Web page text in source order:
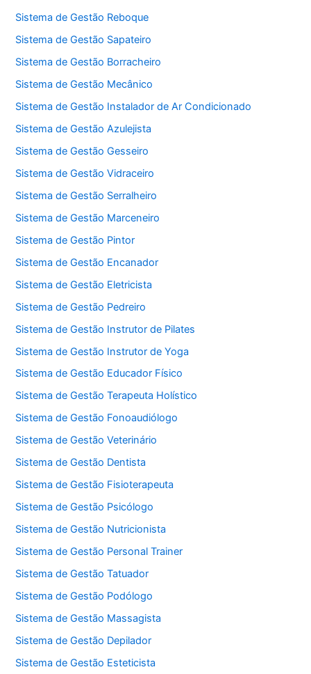
Sistema de Gestão Reboque
Sistema de Gestão Sapateiro
Sistema de Gestão Borracheiro
Sistema de Gestão Mecânico
Sistema de Gestão Instalador de Ar Condicionado
Sistema de Gestão Azulejista
Sistema de Gestão Gesseiro
Sistema de Gestão Vidraceiro
Sistema de Gestão Serralheiro
Sistema de Gestão Marceneiro
Sistema de Gestão Pintor
Sistema de Gestão Encanador
Sistema de Gestão Eletricista
Sistema de Gestão Pedreiro
Sistema de Gestão Instrutor de Pilates
Sistema de Gestão Instrutor de Yoga
Sistema de Gestão Educador Físico
Sistema de Gestão Terapeuta Holístico
Sistema de Gestão Fonoaudiólogo
Sistema de Gestão Veterinário
Sistema de Gestão Dentista
Sistema de Gestão Fisioterapeuta
Sistema de Gestão Psicólogo
Sistema de Gestão Nutricionista
Sistema de Gestão Personal Trainer
Sistema de Gestão Tatuador
Sistema de Gestão Podólogo
Sistema de Gestão Massagista
Sistema de Gestão Depilador
Sistema de Gestão Esteticista